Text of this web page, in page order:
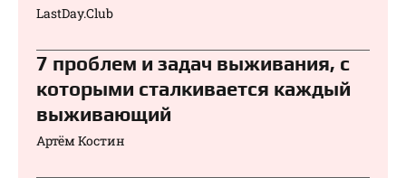
LastDay.Club
7 проблем и задач выживания, с
которыми сталкивается каждый
выживающий
Артём Костин